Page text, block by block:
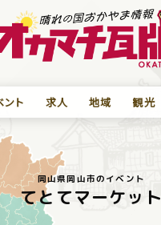
ント 求人 地域 観光
岡山県岡山市のイベント
てとてマーケット